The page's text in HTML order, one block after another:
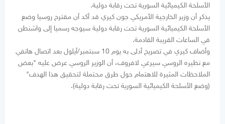
الأسلحة الكيميائية السورية تحت رقابة دولية.
يذكر أن وزير الخارجية الأمريكي جون كيري قد أكد أن مقترح روسيا وضع
الأسلحة الكيميائية السورية تحت رقابة دولية سيوجه رسميا إلى واشنطن
في الساعات القريبة القادمة.
وأضاف كيري في تصريح أدلى به يوم 10 سبتمبر/أيلول بعد اتصال هاتفي
مع نظيره الروسي سيرغي لافروف، أن الوزير الروسي عرض عليه "بعض
الملاحظات المثيرة للاهتمام حول طرق محتملة لتحقيق هذا الهدف"
(وضع الأسلحة الكيميائية السورية تحت رقابة دولية).